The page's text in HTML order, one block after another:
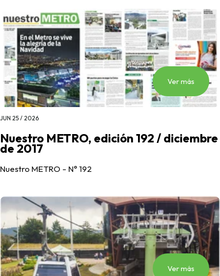
Ver más
JUN 25 / 2026
Nuestro METRO, edición 192 / diciembre
de 2017
Nuestro METRO - N° 192
Ver más